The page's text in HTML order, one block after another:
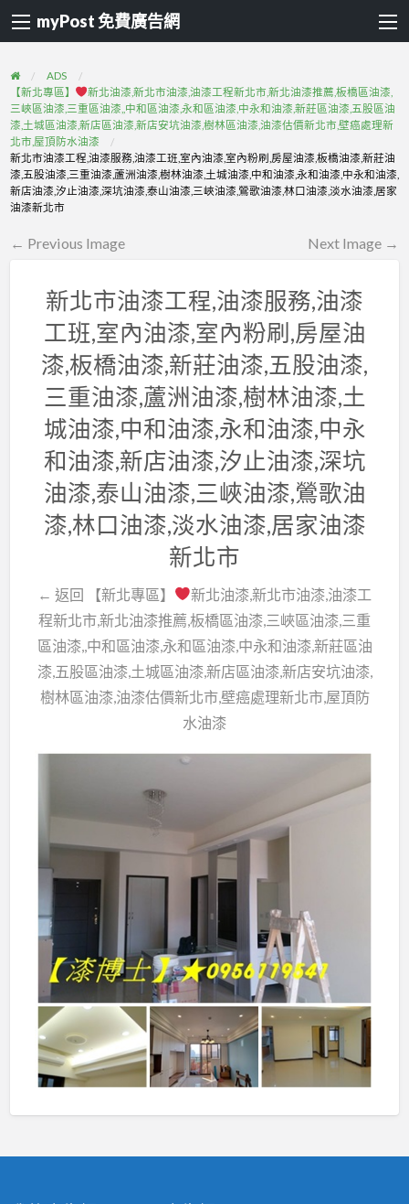
myPost 免費廣告網
ADS
【新北專區】
新北油漆,新北市油漆,油漆工程新北市,新北油漆推薦,板橋區油漆,
三峽區油漆,三重區油漆,,中和區油漆,永和區油漆,中永和油漆,新莊區油漆,五股區油
漆,土城區油漆,新店區油漆,新店安坑油漆,樹林區油漆,油漆估價新北市,壁癌處理新
北市,屋頂防水油漆
新北市油漆工程,油漆服務,油漆工班,室內油漆,室內粉刷,房屋油漆,板橋油漆,新莊油
漆,五股油漆,三重油漆,蘆洲油漆,樹林油漆,土城油漆,中和油漆,永和油漆,中永和油漆,
新店油漆,汐止油漆,深坑油漆,泰山油漆,三峽油漆,鶯歌油漆,林口油漆,淡水油漆,居家
油漆新北市
← Previous Image Next Image →
新北市油漆工程,油漆服務,油漆
工班,室內油漆,室內粉刷,房屋油
漆,板橋油漆,新莊油漆,五股油漆,
三重油漆,蘆洲油漆,樹林油漆,土
城油漆,中和油漆,永和油漆,中永
和油漆,新店油漆,汐止油漆,深坑
油漆,泰山油漆,三峽油漆,鶯歌油
漆,林口油漆,淡水油漆,居家油漆
新北市
← 返回 【新北專區】
新北油漆,新北市油漆,油漆工
程新北市,新北油漆推薦,板橋區油漆,三峽區油漆,三重
區油漆,,中和區油漆,永和區油漆,中永和油漆,新莊區油
漆,五股區油漆,土城區油漆,新店區油漆,新店安坑油漆,
樹林區油漆,油漆估價新北市,壁癌處理新北市,屋頂防
水油漆